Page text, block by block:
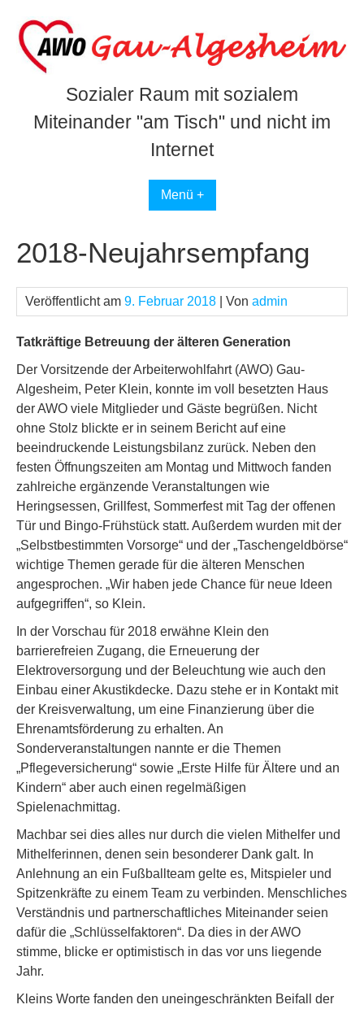
content
Sozialer Raum mit sozialem
Miteinander "am Tisch" und nicht im
Internet
Menü +
2018-Neujahrsempfang
Veröffentlicht am 9. Februar 2018 | Von admin
Tatkräftige Betreuung der älteren Generation
Der Vorsitzende der Arbeiterwohlfahrt (AWO) Gau-
Algesheim, Peter Klein, konnte im voll besetzten Haus
der AWO viele Mitglieder und Gäste begrüßen. Nicht
ohne Stolz blickte er in seinem Bericht auf eine
beeindruckende Leistungsbilanz zurück. Neben den
festen Öffnungszeiten am Montag und Mittwoch fanden
zahlreiche ergänzende Veranstaltungen wie
Heringsessen, Grillfest, Sommerfest mit Tag der offenen
Tür und Bingo-Frühstück statt. Außerdem wurden mit der
„Selbstbestimmten Vorsorge“ und der „Taschengeldbörse“
wichtige Themen gerade für die älteren Menschen
angesprochen. „Wir haben jede Chance für neue Ideen
aufgegriffen“, so Klein.
In der Vorschau für 2018 erwähne Klein den
barrierefreien Zugang, die Erneuerung der
Elektroversorgung und der Beleuchtung wie auch den
Einbau einer Akustikdecke. Dazu stehe er in Kontakt mit
der Kreisverwaltung, um eine Finanzierung über die
Ehrenamtsförderung zu erhalten. An
Sonderveranstaltungen nannte er die Themen
„Pflegeversicherung“ sowie „Erste Hilfe für Ältere und an
Kindern“ aber auch einen regelmäßigen
Spielenachmittag.
Machbar sei dies alles nur durch die vielen Mithelfer und
Mithelferinnen, denen sein besonderer Dank galt. In
Anlehnung an ein Fußballteam gelte es, Mitspieler und
Spitzenkräfte zu einem Team zu verbinden. Menschliches
Verständnis und partnerschaftliches Miteinander seien
dafür die „Schlüsselfaktoren“. Da dies in der AWO
stimme, blicke er optimistisch in das vor uns liegende
Jahr.
Kleins Worte fanden den uneingeschränkten Beifall der